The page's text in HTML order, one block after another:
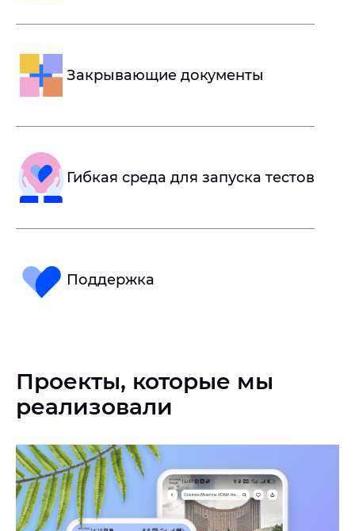
Закрывающие документы
Гибкая среда для запуска тестов
Поддержка
Проекты, которые мы
реализовали